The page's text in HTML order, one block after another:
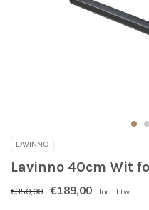
LAVINNO
Lavinno 40cm Wit
€350,00 €189,00 Incl. btw